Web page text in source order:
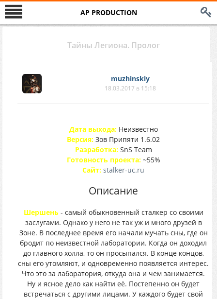
AP PRODUCTION
Тайны Легиона. Пролог
muzhinskiy
18.03.2017 в 15:18
Дата выхода:Неизвестно
Версия: Зов Припяти 1.6.02
Разработка:SnS Team
Готовность проекта:~55%
Сайт: stalker-uc.ru
Описание
Шершень - самый обыкновенный сталкер со своими
заслугами. Однако у него не так уж и много друзей в
Зоне. В последнее время его начали мучать сны, где он
бродит по неизвестной лаборатории. Когда он доходил
до главного холла, то он просыпался. В конце концов,
сны его утомляют, и одновременно появляется интерес.
Что это за лаборатория, откуда она и чем занимается.
Ну и ясное дело как найти её. Постепенно он будет
встречаться с другими лицами. У каждого будет свой